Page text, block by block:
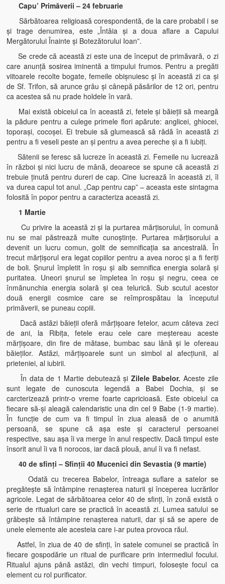
Capu’ Primăverii – 24 februarie
Sărbătoarea religioasă corespondentă, de la care probabil i se
şi trage denumirea, este „Întâia şi a doua aflare a Capului
Mergătorului Înainte şi Botezătorului Ioan”.
Se crede că această zi este una de început de primăvară, o zi
care anunţă sosirea iminentă a timpului frumos. Pentru a pregăti
viitoarele recolte bogate, femeile obişnuiesc şi în această zi ca şi
de Sf. Trifon, să arunce grâu şi cânepă păsărilor de 12 ori, pentru
ca acestea să nu prade holdele în vară.
Mai există obiceiul ca în această zi, fetele şi băieţii să meargă
la pădure pentru a culege primele flori apărute: anglicei, ghiocei,
toporaşi, cocoşei. Ei trebuie să glumească să râdă în această zi
pentru a fi veseli peste an şi pentru a avea pereche şi a fi iubiţi.
Sătenii se feresc să lucreze în această zi. Femeile nu lucrează
în război şi nici lucru de mână, deoarece se spune că această zi
trebuie ţinută pentru dureri de cap. Cine lucrează în această zi, îl
va durea capul tot anul. „Cap pentru cap” – aceasta este sintagma
folosită în popor pentru a caracteriza această zi.
1 Martie
Cu privire la această zi şi la purtarea mărţisorului, în comună
nu se mai păstrează multe cunoştinţe. Purtarea mărţisorului a
devenit un lucru comun, golit de semnificaţia sa ancestrală. În
trecut mărţişorul era legat copiilor pentru a avea noroc şi a fi feriţi
de boli. Şnurul împletit în roşu şi alb semnifica energia solară şi
puritatea. Uneori şnurul se împletea în roşu şi negru, ceea ce
înmănunchia energia solară şi cea telurică. Sub scutul acestor
două energii cosmice care se reîmprospătau la începutul
primăverii, se puneau copiii.
Dacă astăzi băieţii oferă mărţişoare fetelor, acum câteva zeci
de ani, la Ribiţa, fetele erau cele care meştereau aceste
mărţişoare, din fire de mătase, bumbac sau lână şi le ofereau
băieţilor. Astăzi, mărţişoarele sunt un simbol al afecţiunii, al
prieteniei, al iubirii.
În data de 1 Martie debutează şi Zilele Babelor.Aceste zile
sunt legate de cunoscuta legendă a Babei Dochia, şi se
carcterizează printr-o vreme foarte capricioasă. Este obiceiul ca
fiecare să-şi aleagă calendaristic una din cel 9 Babe (1-9 martie).
În funcţie de cum va fi timpul în ziua aleasă de o anumită
persoană, se spune că aşa este şi caracterul persoanei
respective, sau aşa îi va merge în anul respectiv. Dacă timpul este
însorit anul îi va fi norocos, iar dacă plouă, anul îi va fi nefast.
40 de sfinţi – Sfinţii 40 Mucenici din Sevastia (9 martie)
Odată cu trecerea Babelor, întreaga suflare a satelor se
pregăteşte să întâmpine renaşterea naturii şi începerea lucrărilor
agricole. Legat de sărbătoarea celor 40 de sfinţi, în zonă există o
serie de ritualuri care se practică în această zi. Lumea satului se
grăbeşte să întâmpine renaşterea naturii, dar şi să se apere de
unele elemente ale acesteia care i-ar putea provoca răul.
Astfel, în ziua de 40 de sfinţi, în satele comunei se practică în
fiecare gospodărie un ritual de purificare prin intermediul focului.
Ritualul ajuns până astăzi, din vechi timpuri, foloseşte focul ca
element cu rol purificator.